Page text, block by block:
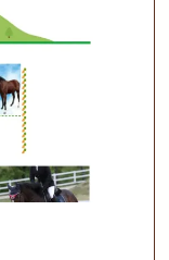
ったら スタート
ードを調整し
学びます。 安定
ようになれば
クラス スタート
初歩をマスター
練習を行いま
でに練習した